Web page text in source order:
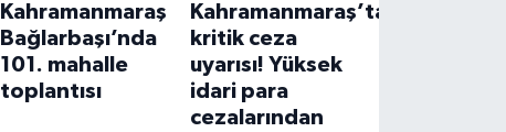
Kahramanmaraş
Bağlarbaşı’nda
101. mahalle
toplantısı
Kahramanmaraş’ta
kritik ceza
uyarısı! Yüksek
idari para
cezalarından